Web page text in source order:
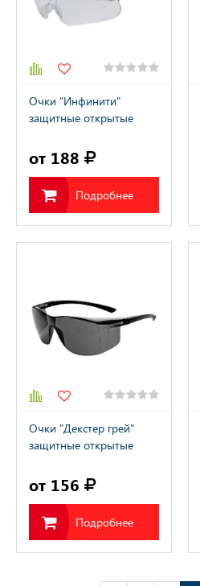
Очки "Инфинити"
защитные открытые
от 188
Подробнее
Очки "Декстер грей"
защитные открытые
от 156
Подробнее